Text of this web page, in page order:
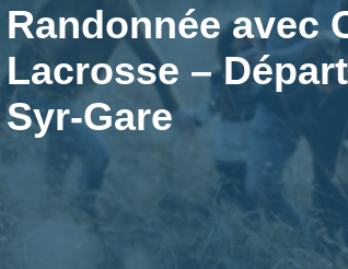
Randonnée avec
Lacrosse –
Syr-Gare